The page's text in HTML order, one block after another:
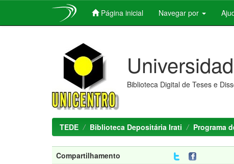
Página inicial Navegar por
Biblioteca Digital de Teses e
TEDE Biblioteca Depositária Irati Programa
Compartilhamento